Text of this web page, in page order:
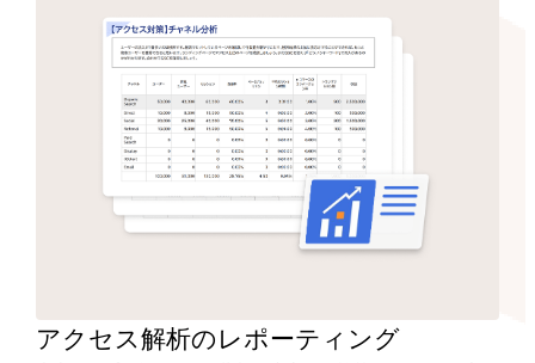
アクセス解析のレポーティング